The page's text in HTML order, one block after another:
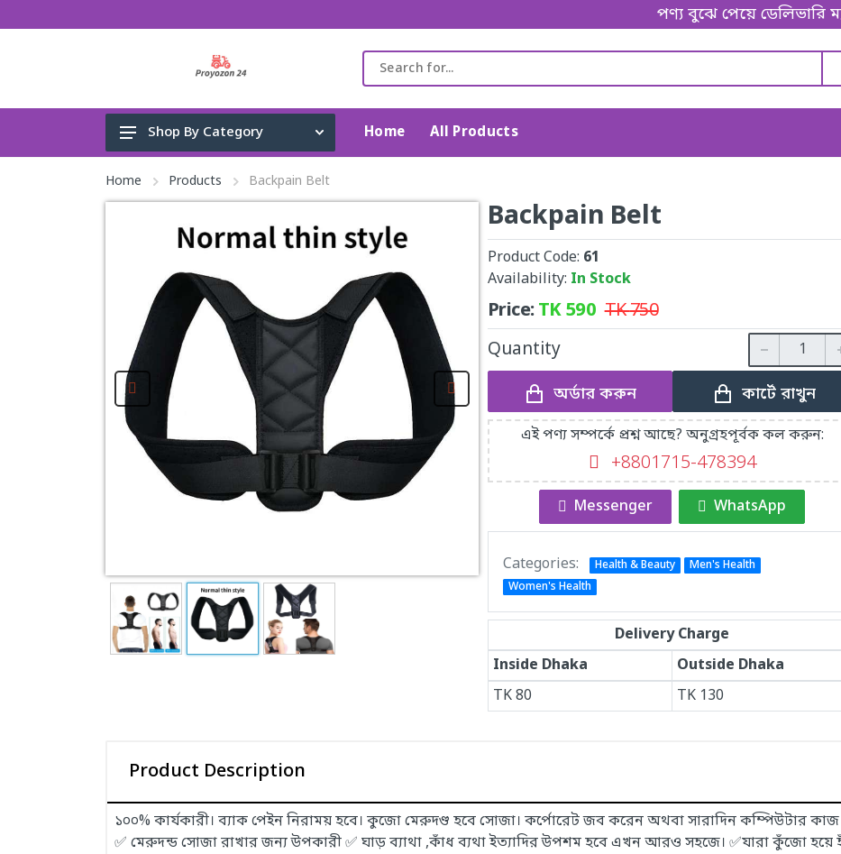
পণ্য বুঝে পেয়ে ডেলিভারি ম্যানকে
Gadget & Electronics
Cleaning Supplies
Toys, Kids & Baby
Accessories
Home Appliance
Fashion & Lifestyle
Health & Beauty
View All Categories
Shop By Category Home All Products
Home Products Backpain Belt
Backpain Belt
Product Code: 61
Availability: In Stock
Price:TK590 TK750
Quantity
অর্ডার করুন কার্টে রাখুন
এই পণ্য সম্পর্কে প্রশ্ন আছে? অনুগ্রহপূর্বক কল করুন:
+8801715-478394
Messenger WhatsApp
Categories: Health & Beauty
Men's Health
Women's Health
Delivery Charge
Inside Dhaka
Outside Dhaka
TK80 TK 130
Product Description
১০০% কার্যকারী। ব্যাক পেইন নিরাময় হবে। কুজো মেরুদণ্ড হবে সোজা। কর্পোরেট জব করেন অথবা সারাদিন কম্পিউটার
✅ মেরুদন্ড সোজা রাখার জন্য উপকারী ✅ ঘাড় ব্যাথা ,কাঁধ ব্যথা ইত্যাদির উপশম হবে এখন আরও সহজে। ✅যারা কুঁজো হয়ে